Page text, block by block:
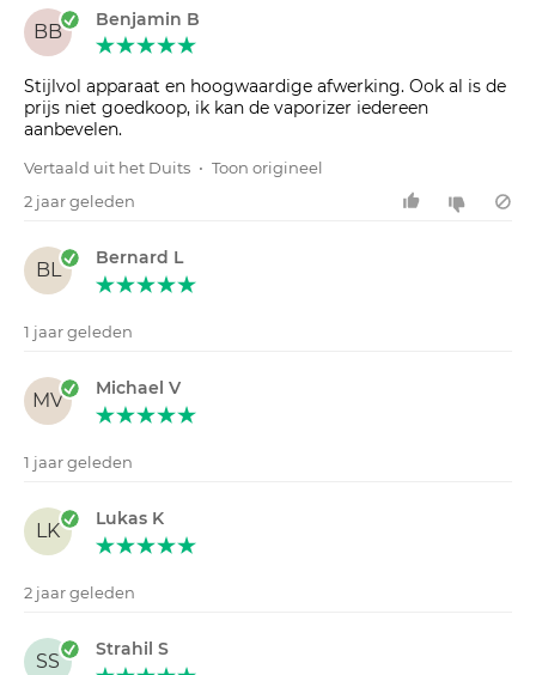
BB
Benjamin B
Stijlvol apparaat en hoogwaardige afwerking. Ook al is de
prijs niet goedkoop, ik kan de vaporizer iedereen
aanbevelen.
Vertaald uit het Duits • Toon origineel
2 jaar geleden
BL
Bernard L
1 jaar geleden
MV
Michael V
1 jaar geleden
LK
Lukas K
2 jaar geleden
SS
Strahil S